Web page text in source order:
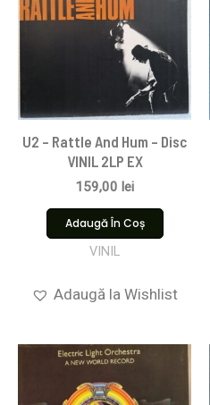
U2 – Rattle And Hum – Disc
VINIL 2LP EX
159,00 lei
Adaugă În Coș
VINIL
Adaugă la Wishlist